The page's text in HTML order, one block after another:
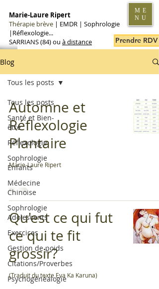
Marie-Laure Ripert
Thérapie brève | EMDR | Sophrologie
|Réflexologie...
SARRIANS (84) ou à distance Prendre RDV
ME
NU
Blog
Tous les posts
Santé et Bien-
être
Réflexologie
Sophrologie
Enfants
Médecine
Chinoise
Sophrologie
Adolescents
Exercices
Gestion de poids
Citations/Proverbes
Psychogénéalogie
Tous les posts
Automne et
Réflexologie
Plantaire
Marie-Laure Ripert
Qu'est ce qui fut
ce qui te fit
grossir?
(Traduit du texte Eva Ka Karuna)